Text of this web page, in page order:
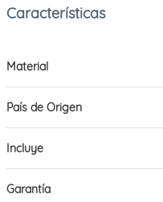
Material
País de Origen
Incluye
Garantía